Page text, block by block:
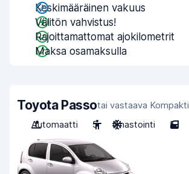
Keskimääräinen vakuus
Välitön vahvistus!
Rajoittamattomat ajokilometrit
Maksa osamaksulla
Toyota Passotai vastaava Kompakti
Automaatti
5 Ilmastointi 5